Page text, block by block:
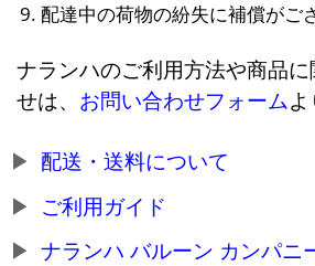
配達中の荷物の紛失に補償がご
ナランハのご利用方法や商品
せは、 お問い合わせフォームよ
配送・送料について
ご利用ガイド
ナランハ バルーン カンパニ